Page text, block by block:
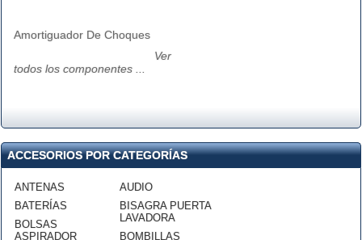
Amortiguador De Choques
Ver
todos los componentes ...
ACCESORIOS POR CATEGORÍAS
ANTENAS
BATERÍAS
BOLSAS
ASPIRADOR
AUDIO
BISAGRA PUERTA
LAVADORA
BOMBILLAS